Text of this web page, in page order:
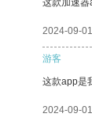
这款加速器
2024-09-01
游客
这款app是
2024-09-01